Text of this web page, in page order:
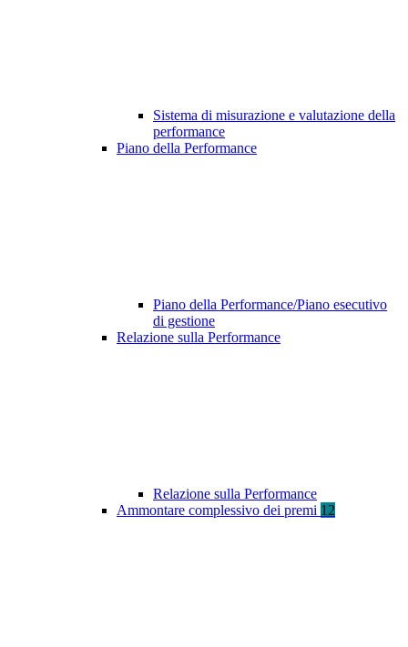
Sistema di misurazione e valutazione della
performance
Piano della Performance
Piano della Performance/Piano esecutivo
di gestione
Relazione sulla Performance
Relazione sulla Performance
Ammontare complessivo dei premi 12